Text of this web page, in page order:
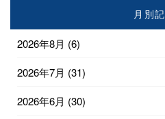
月別
2026年8月 (6)
2026年7月 (31)
2026年6月 (30)